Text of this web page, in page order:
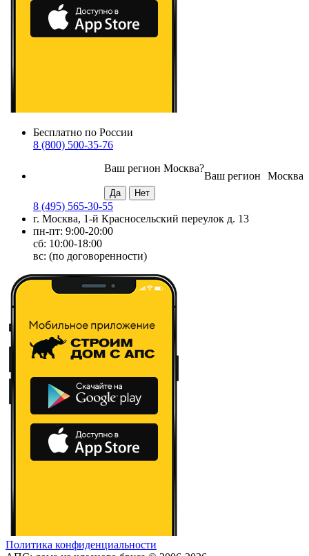
Бесплатно по России
8 (800) 500-35-76
Москва
Ваш регион
Ваш регион Москва?
8 (495) 565-30-55
г. Москва, 1-й Красносельский переулок д. 13
пн-пт: 9:00-20:00
сб: 10:00-18:00
вс: (по договоренности)
Политика конфиденциальности